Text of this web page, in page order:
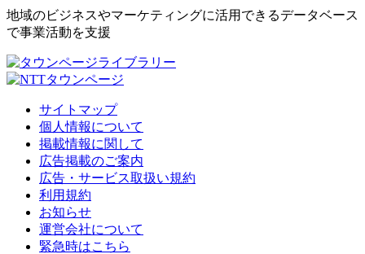
地域のビジネスやマーケティングに活用できるデータベース
で事業活動を支援
サイトマップ
個人情報について
掲載情報に関して
広告掲載のご案内
広告・サービス取扱い規約
利用規約
お知らせ
運営会社について
緊急時はこちら